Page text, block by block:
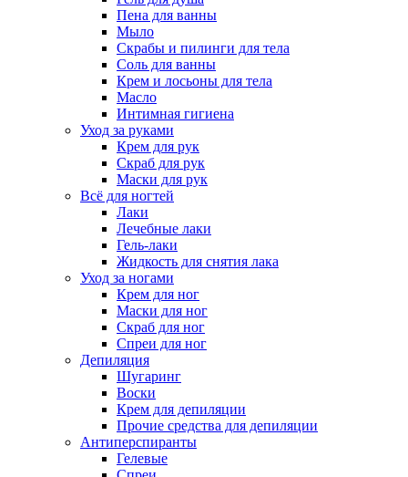
Пена для ванны
Мыло
Скрабы и пилинги для тела
Соль для ванны
Крем и лосьоны для тела
Масло
Интимная гигиена
Уход за руками
Крем для рук
Скраб для рук
Маски для рук
Всё для ногтей
Лаки
Лечебные лаки
Гель-лаки
Жидкость для снятия лака
Уход за ногами
Крем для ног
Маски для ног
Скраб для ног
Спреи для ног
Депиляция
Шугаринг
Воски
Крем для депиляции
Прочие средства для депиляции
Антиперспиранты
Гелевые